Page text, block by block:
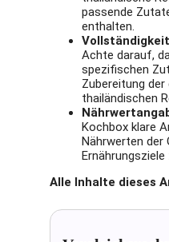
passende
enthalten.
Achte darauf,
spezifischen
Zubereitung
thailändischen
Kochbox klare
Nährwerten der
Alle Inhalte dieses